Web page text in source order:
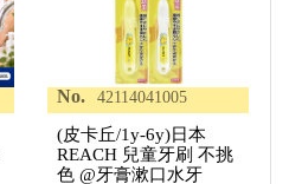
No. 42114041005
(皮卡丘/1y-6y)日本
REACH 兒童牙刷 不挑
色 @牙膏漱口水牙